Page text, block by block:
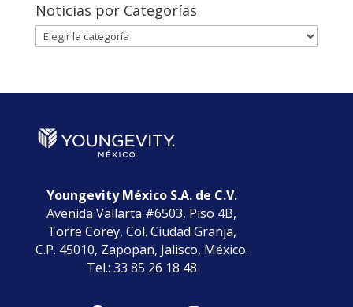
Noticias por Categorías
Noticias
por
Youngevity México S.A. de C.V.
Avenida Vallarta #6503, Piso 4B,
Torre Corey, Col. Ciudad Granja,
C.P. 45010, Zapopan, Jalisco, México.
Tel.: 33 85 26 18 48